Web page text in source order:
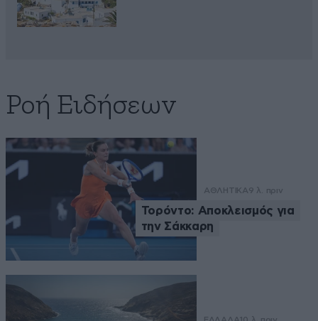
Ροή Ειδήσεων
ΑΘΛΗΤΙΚΑ9 λ. πριν
Τορόντο: Αποκλεισμός για
την Σάκκαρη